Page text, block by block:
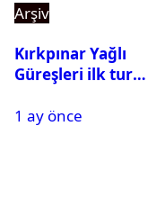
Arşiv
Kırkpınar Yağlı
Güreşleri ilk tur
2. tura geçen
1 ay önce